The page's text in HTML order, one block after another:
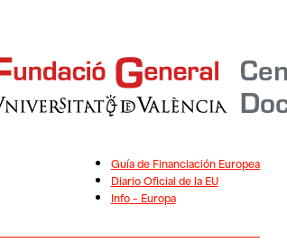
Guía de Financiación Europea
Diario Oficial de la EU
Info – Europa